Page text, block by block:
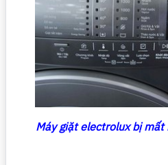
Máy giặt electrolux bị mất